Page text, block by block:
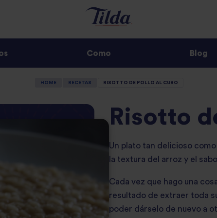
Como Blog
HOME RECETAS RISOTTO DE POLLO AL CUBO
Risotto
Un plato tan delicioso
la textura del arroz y el
Cada vez que hago una
resultado de extraer toda
poder dárselo de nuevo a